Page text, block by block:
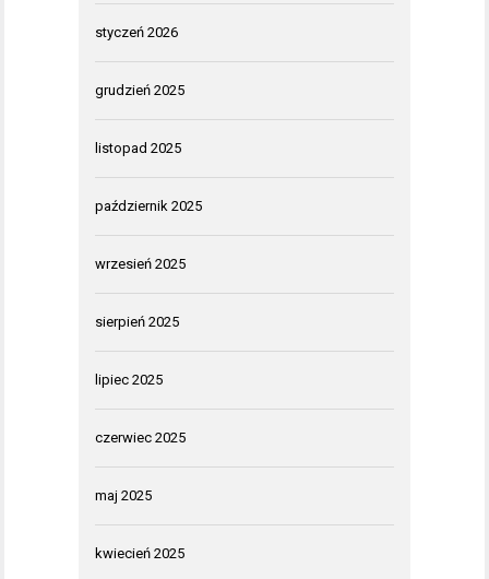
styczeń 2026
grudzień 2025
listopad 2025
październik 2025
wrzesień 2025
sierpień 2025
lipiec 2025
czerwiec 2025
maj 2025
kwiecień 2025